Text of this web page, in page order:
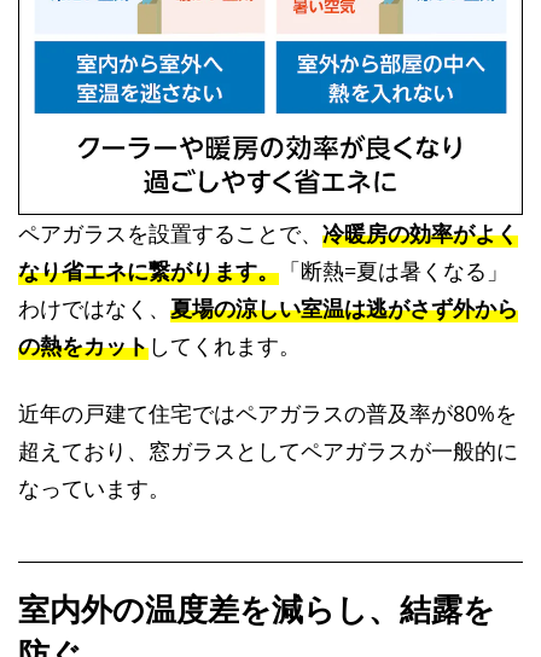
ペアガラスを設置することで、 冷暖房の効率がよく
なり省エネに繋がります。 「断熱=夏は暑くなる」
わけではなく、 夏場の涼しい室温は逃がさず外から
の熱をカットしてくれます。
近年の戸建て住宅ではペアガラスの普及率が80%を
超えており、窓ガラスとしてペアガラスが一般的に
なっています。
室内外の温度差を減らし、結露を